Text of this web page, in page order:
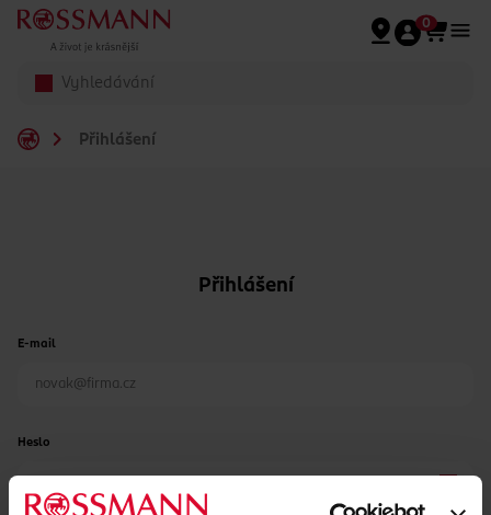
Přeskočit na hlavmní obsah
0
Přihlášení
Přihlášení
E-mail
Heslo